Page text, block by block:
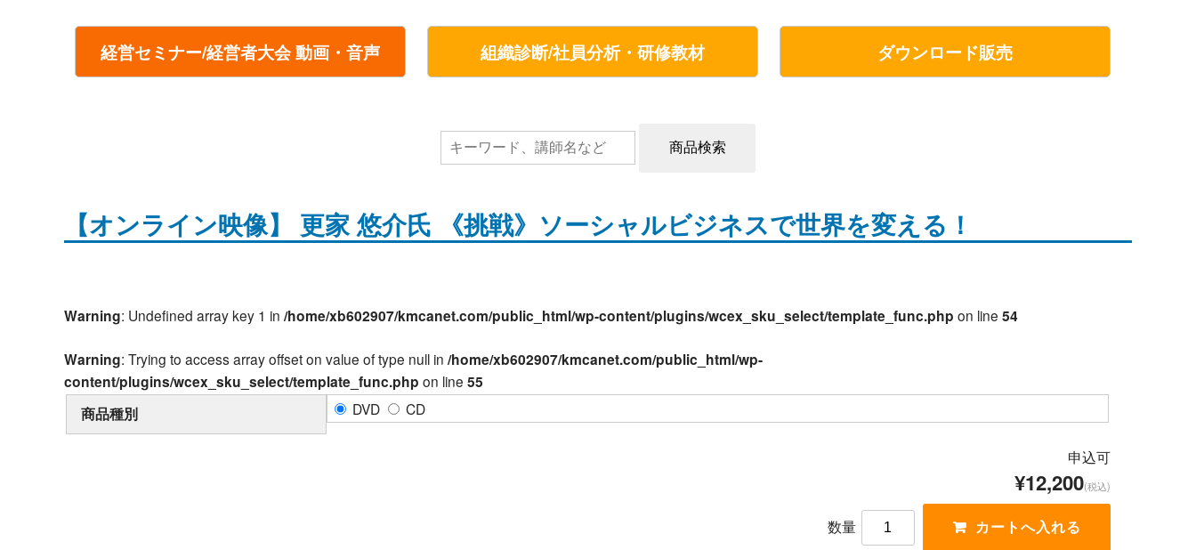
経営セミナー/経営者大会 動画・音声 組織診断/社員分析・研修教材 ダウンロード販売
【オンライン映像】 更家 悠介氏 《挑戦》ソーシャルビジネスで世界を変える！
Warning: Undefined array key 1 in /home/xb602907/kmcanet.com/public_html/wp-content/plugins/wcex_sku_select/template_func.php on line 54
Warning: Trying to access array offset on value of type null in /home/xb602907/kmcanet.com/public_html/wp-
content/plugins/wcex_sku_select/template_func.php on line 55
商品種別
DVD CD
申込可
¥12,200(税込)
数量